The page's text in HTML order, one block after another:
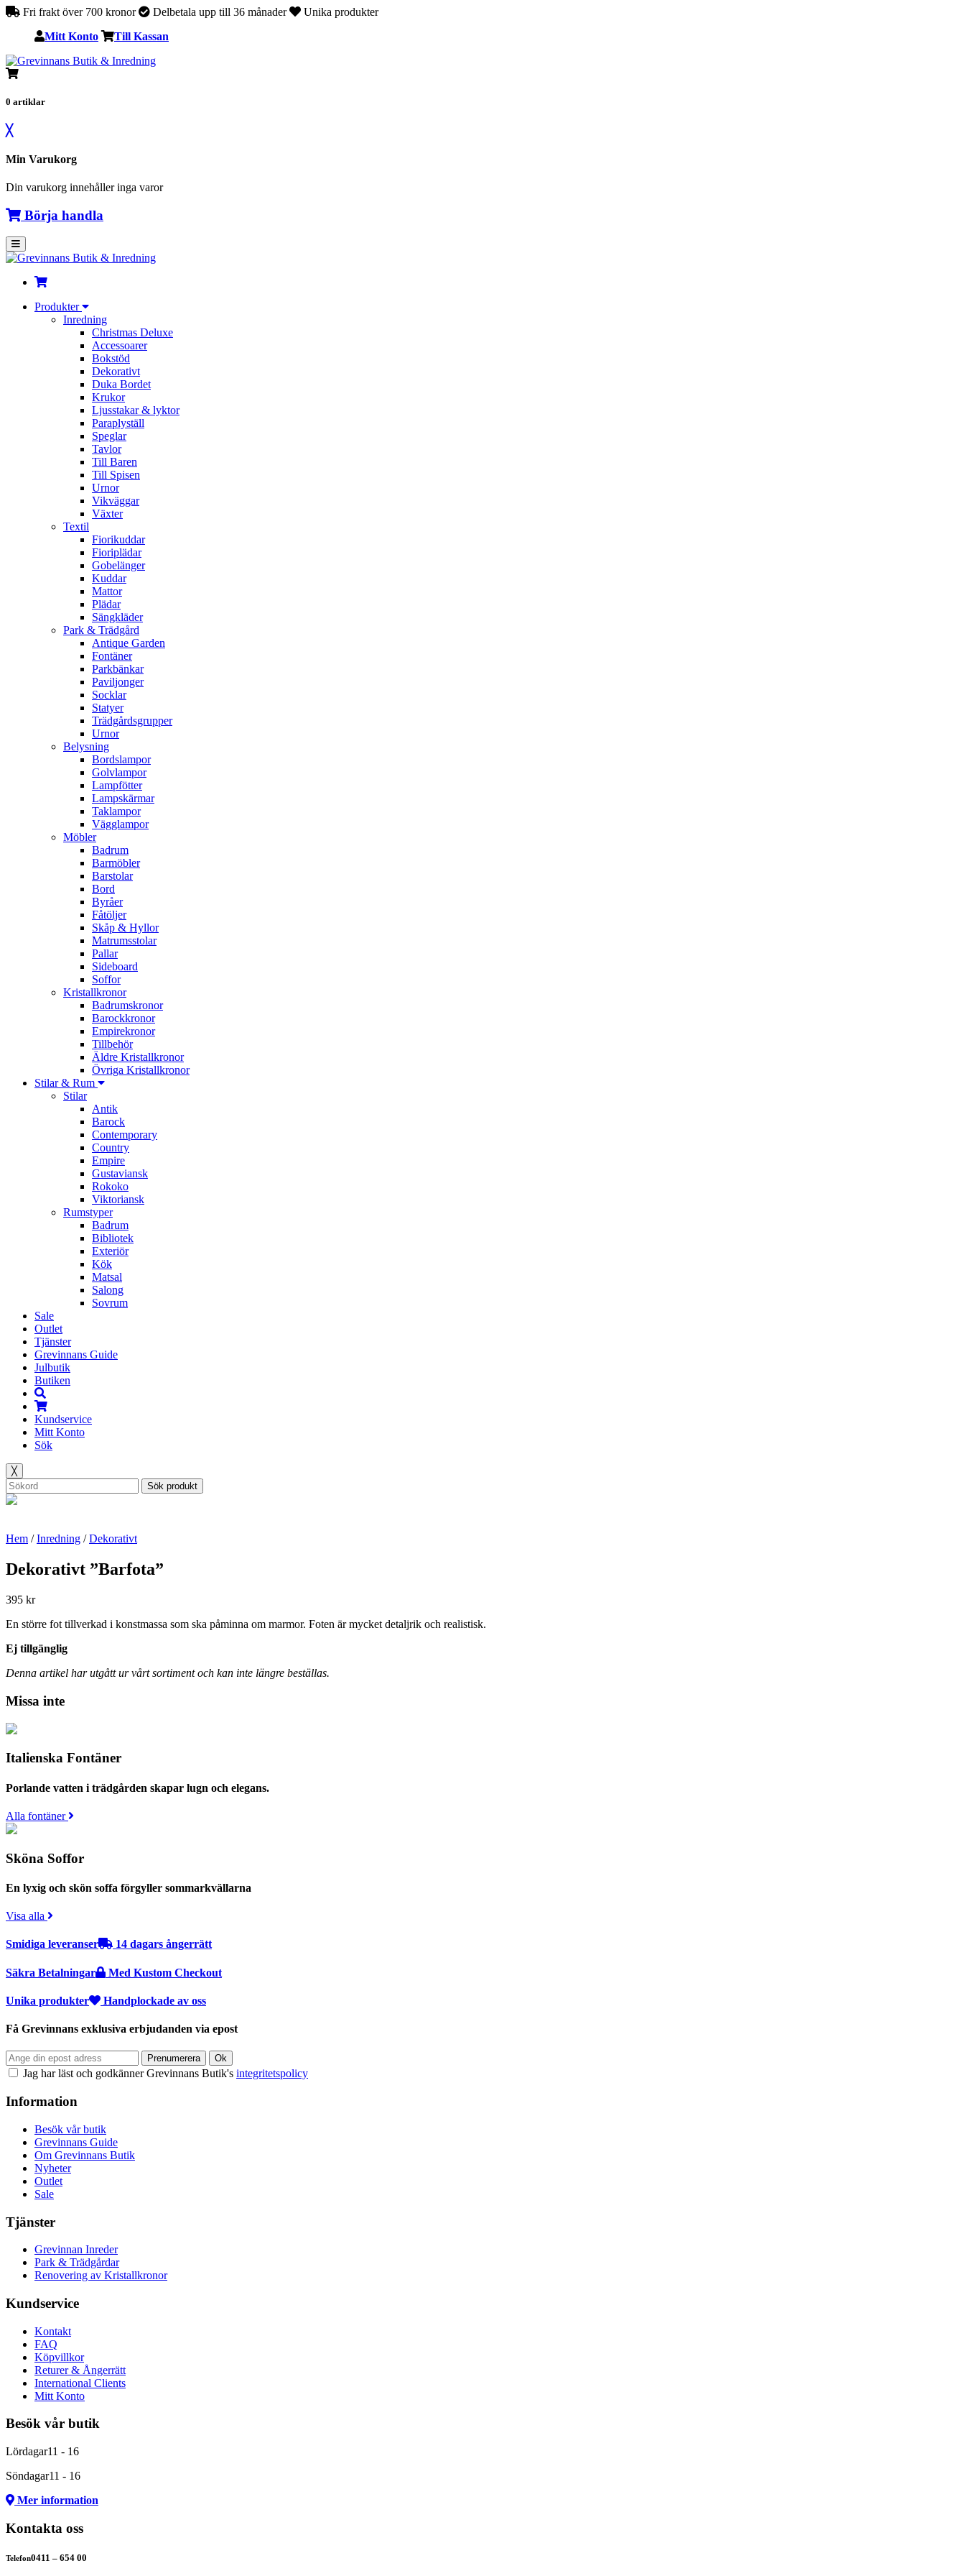
Fri frakt över 700 kronor Delbetala upp till 36 månader Unika produkter
Mitt Konto Till Kassan
0 artiklar
╳
Min Varukorg
Din varukorg innehåller inga varor
Börja handla
Produkter
Inredning
Christmas Deluxe
Accessoarer
Bokstöd
Dekorativt
Duka Bordet
Krukor
Ljusstakar & lyktor
Paraplyställ
Speglar
Tavlor
Till Baren
Till Spisen
Urnor
Vikväggar
Växter
Textil
Fiorikuddar
Fioriplädar
Gobelänger
Kuddar
Mattor
Plädar
Sängkläder
Park & Trädgård
Antique Garden
Fontäner
Parkbänkar
Paviljonger
Socklar
Statyer
Trädgårdsgrupper
Urnor
Belysning
Bordslampor
Golvlampor
Lampfötter
Lampskärmar
Taklampor
Vägglampor
Möbler
Badrum
Barmöbler
Barstolar
Bord
Byråer
Fåtöljer
Skåp & Hyllor
Matrumsstolar
Pallar
Sideboard
Soffor
Kristallkronor
Badrumskronor
Barockkronor
Empirekronor
Tillbehör
Äldre Kristallkronor
Övriga Kristallkronor
Stilar & Rum
Stilar
Antik
Barock
Contemporary
Country
Empire
Gustaviansk
Rokoko
Viktoriansk
Rumstyper
Badrum
Bibliotek
Exteriör
Kök
Matsal
Salong
Sovrum
Sale
Outlet
Tjänster
Grevinnans Guide
Julbutik
Butiken
Kundservice
Mitt Konto
Sök
╳
Sök produkt
Hem /Inredning /Dekorativt
Dekorativt ”Barfota”
395 kr
En större fot tillverkad i konstmassa som ska påminna om marmor. Foten är mycket detaljrik och realistisk.
Ej tillgänglig
Denna artikel har utgått ur vårt sortiment och kan inte längre beställas.
Missa inte
Italienska Fontäner
Porlande vatten i trädgården skapar lugn och elegans.
Alla fontäner
Sköna Soffor
En lyxig och skön soffa förgyller sommarkvällarna
Visa alla
Smidiga leveranser 14 dagars ångerrätt
Säkra Betalningar Med Kustom Checkout
Unika produkter Handplockade av oss
Få Grevinnans exklusiva erbjudanden via epost
Jag har läst och godkänner Grevinnans Butik's integritetspolicy
Information
Besök vår butik
Grevinnans Guide
Om Grevinnans Butik
Nyheter
Outlet
Sale
Tjänster
Grevinnan Inreder
Park & Trädgårdar
Renovering av Kristallkronor
Kundservice
Kontakt
FAQ
Köpvillkor
Returer & Ångerrätt
International Clients
Mitt Konto
Besök vår butik
Lördagar11 - 16
Söndagar11 - 16
Mer information
Kontakta oss
Telefon0411 – 654 00